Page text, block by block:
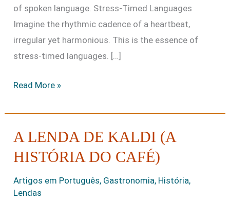
of spoken language. Stress-Timed Languages
Imagine the rhythmic cadence of a heartbeat,
irregular yet harmonious. This is the essence of
stress-timed languages. […]
Read More »
A LENDA DE KALDI (A
HISTÓRIA DO CAFÉ)
Artigos em Português, Gastronomia, História,
Lendas
A
Lenda
Kaldi
(A